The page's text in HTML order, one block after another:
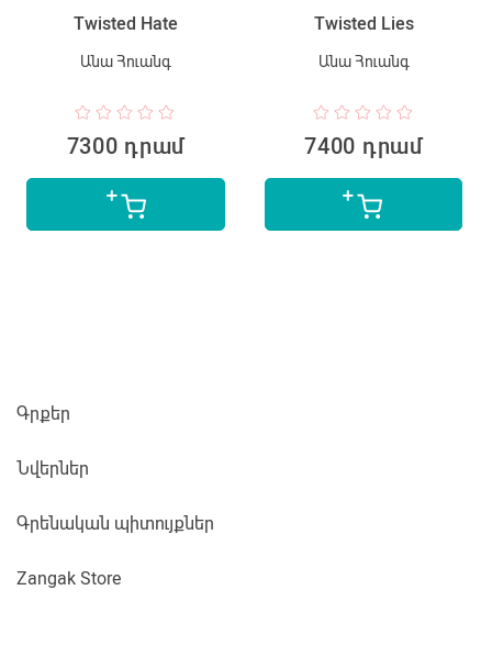
Twisted Hate
Անա Հուանգ
7300 դրամ
Twisted Lies
Անա Հուանգ
7400 դրամ
Գրքեր
Նվերներ
Գրենական պիտույքներ
Zangak Store